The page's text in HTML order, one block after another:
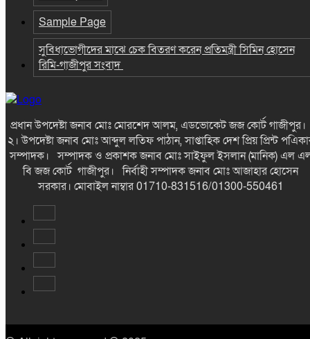
Sample Page
সুবিধাভোগীদের মাঝে চেক বিতরণ করেন প্রতিমন্ত্রী সিমিন হোসেন
রিমি-গাজীপুর সংবাদ
প্রধান উপদেষ্টা জনাব মোঃ মোরশেদ আলম, এডভোকেট জজ কোর্ট
২। উপদেষ্টা জনাব মোঃ আব্দুল লতিফ পাঠান, সাপ্তাহিক দেশ প্রিয় প্রিন্ট
সম্পাদক। সম্পাদক ও প্রকাশক জনাব মোঃ সাইফুল ইসলান (মানিক) এল
বি জজ কোর্ট গাজীপুর। নির্বাহী সম্পাদক জনাব মোঃ আজাহার হোসেন
সরকার। মোবাইল নাম্বার 01710-831516/01300-550461